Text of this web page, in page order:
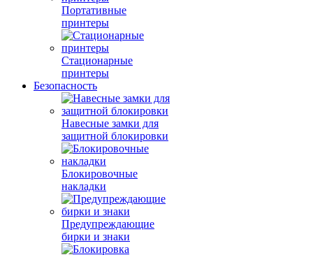
Портативные
принтеры
Стационарные
принтеры
Безопасность
Навесные замки для
защитной блокировки
Блокировочные
накладки
Предупреждающие
бирки и знаки